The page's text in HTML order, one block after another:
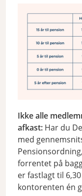
Halvårsafkast
Ikke alle
afkast: Har du
med
forrentet på
er fastlagt til
kontorenten én